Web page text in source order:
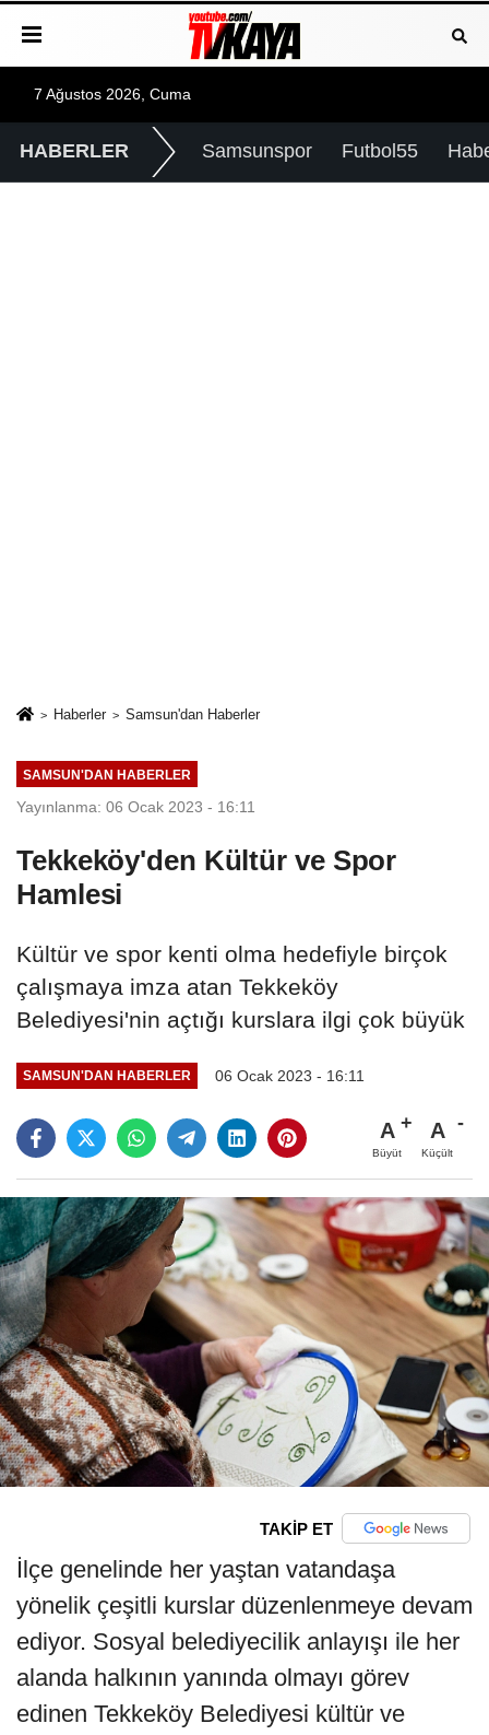
7 Ağustos 2026, Cuma
HABERLER Samsunspor Futbol55
Haberler Samsun'dan Haberler
SAMSUN'DAN HABERLER
Yayınlanma: 06 Ocak 2023 - 16:11
Tekkeköy'den Kültür ve Spor
Hamlesi
Kültür ve spor kenti olma hedefiyle birçok
çalışmaya imza atan Tekkeköy
Belediyesi'nin açtığı kurslara ilgi çok büyük
SAMSUN'DAN HABERLER 06 Ocak 2023 - 16:11
A
Büyüt
A
Küçült
TAKİP ET
İlçe genelinde her yaştan vatandaşa
yönelik çeşitli kurslar düzenlenmeye devam
ediyor. Sosyal belediyecilik anlayışı ile her
alanda halkının yanında olmayı görev
edinen Tekkeköy Belediyesi kültür ve